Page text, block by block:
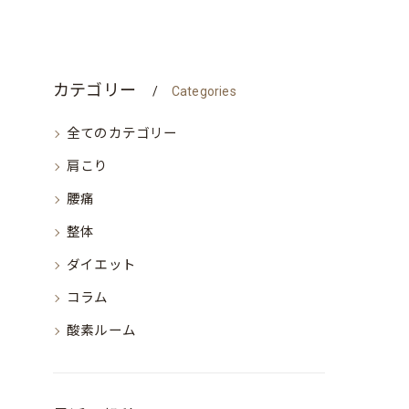
カテゴリー Categories
全てのカテゴリー
肩こり
腰痛
整体
ダイエット
コラム
酸素ルーム